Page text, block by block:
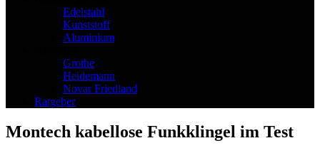
Edelstahl
Kunststoff
Aluminium
Grothe
Heidemann
Novar Friedland
Ratgeber
Montech kabellose Funkklingel im Test